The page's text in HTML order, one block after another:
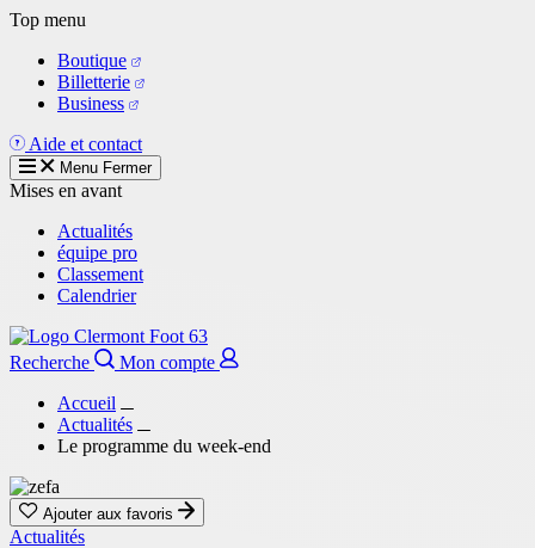
Aller
contenu
principal
Top menu
Boutique
Billetterie
Business
Aide et contact
Menu Fermer
Mises en avant
Actualités
équipe pro
Classement
Calendrier
Recherche
Mon compte
Accueil
Actualités
Le programme du week-end
Ajouter aux favoris
Actualités